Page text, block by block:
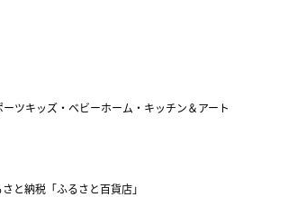
ーツキッズ・ベビーホーム・キッチン＆アート
と納税「ふるさと百貨店」